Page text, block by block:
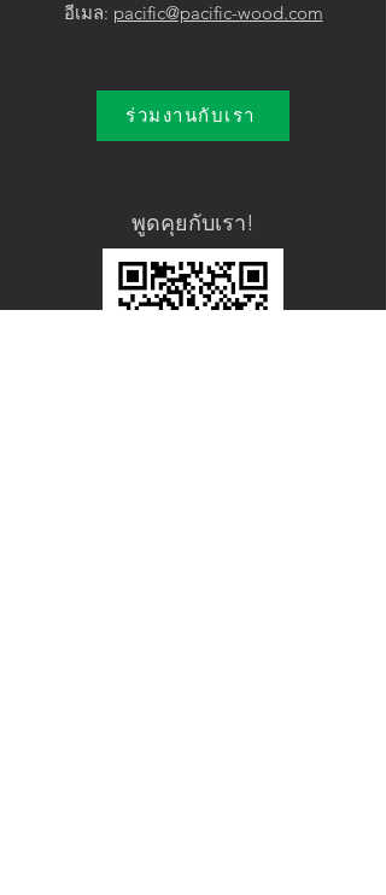
อีเมล: pacific@pacific-wood.com
ร่วมงานกับเรา
พูดคุยกับเรา!